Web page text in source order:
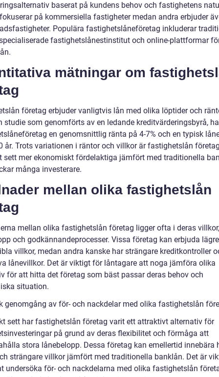
baserat på kundens behov och fastighetens
på kommersiella fastigheter medan andra erbjuder
Populära fastighetslåneföretag inkluderar
fastighetslånestinstitut och online-plattformar
mätningar om
företag erbjuder vanligtvis lån med olika löptider och
studie som genomförts av en ledande kreditvärderingsbyrå,
en genomsnittlig ränta på 4-7% och en typisk
år. Trots variationen i räntor och villkor är fastighetslån
sett mer ekonomiskt fördelaktiga jämfört med traditionella
många investerare.
mellan olika fastighetslån
mellan olika fastighetslån företag ligger ofta i deras
och godkännandeprocesser. Vissa företag kan erbjuda
villkor, medan andra kanske har strängare kreditkontroller
lånevillkor. Det är viktigt för låntagare att noga jämföra olika
för att hitta det företag som bäst passar deras behov och
situation.
genomgång av för- och nackdelar med olika fastighetslån
sett har fastighetslån företag varit ett attraktivt alternativ för
på grund av deras flexibilitet och förmåga att
stora lånebelopp. Dessa företag kan emellertid innebära
strängare villkor jämfört med traditionella banklån. Det är
undersöka för- och nackdelarna med olika fastighetslån